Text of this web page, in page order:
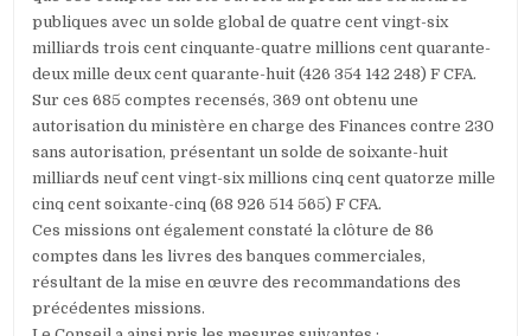
publiques avec un solde global de quatre cent vingt-six
milliards trois cent cinquante-quatre millions cent quarante-
deux mille deux cent quarante-huit (426 354 142 248) F CFA.
Sur ces 685 comptes recensés, 369 ont obtenu une
autorisation du ministère en charge des Finances contre 230
sans autorisation, présentant un solde de soixante-huit
milliards neuf cent vingt-six millions cinq cent quatorze mille
cinq cent soixante-cinq (68 926 514 565) F CFA.
Ces missions ont également constaté la clôture de 86
comptes dans les livres des banques commerciales,
résultant de la mise en œuvre des recommandations des
précédentes missions.